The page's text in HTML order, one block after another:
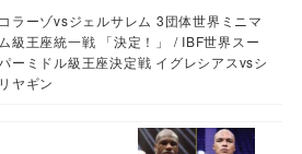
コラーゾvsジェルサレム 3団体世界ミニマ
ム級王座統一戦 「決定！」 / IBF世界スー
パーミドル級王座決定戦 イグレシアスvsシ
リヤギン